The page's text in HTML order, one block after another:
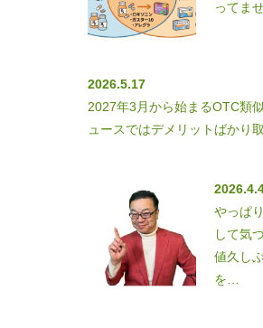
ってま
2026.5.17
2027年3月から始まるOTC類
ュースではデメリットばかり
やっぱ
して気
値久し
を…